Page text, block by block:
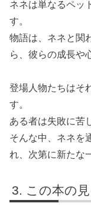
ネネは単なるペッ
す。
物語は、ネネと関
ら、彼らの成長や
登場人物たちはそ
す。
ある者は失敗に苦
そんな中、ネネを
れ、次第に新たな
この本の